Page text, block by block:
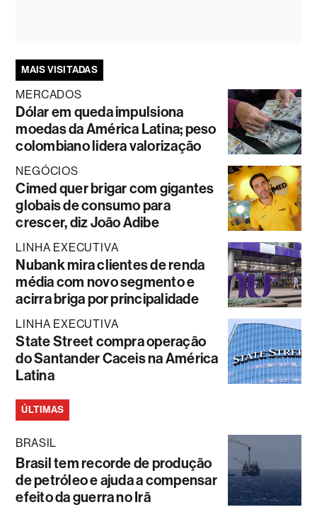
MAIS VISITADAS
MERCADOS
Dólar em queda impulsiona
moedas da América Latina; peso
colombiano lidera valorização
NEGÓCIOS
Cimed quer brigar com gigantes
globais de consumo para
crescer, diz João Adibe
LINHA EXECUTIVA
Nubank mira clientes de renda
média com novo segmento e
acirra briga por principalidade
LINHA EXECUTIVA
State Street compra operação
do Santander Caceis na América
Latina
ÚLTIMAS
BRASIL
Brasil tem recorde de produção
de petróleo e ajuda a compensar
efeito da guerra no Irã